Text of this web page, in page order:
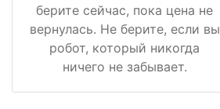
берите сейчас, пока цена не
вернулась. Не берите, если вы
робот, который никогда
ничего не забывает.